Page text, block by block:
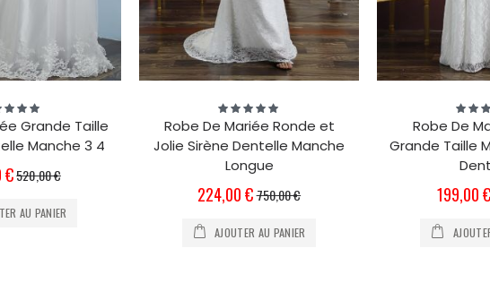
100%Grande Taille
Manche 3 4
€520,00 €
AU PANIER
Évaluation:
100%
Robe De Mariée Ronde et
Jolie Sirène Dentelle Manche
Longue
Prix
Spécial
224,00 €750,00 €
AJOUTER AU PANIER
Robe De
Grande Taille
Prix
Spécial
199,00 €